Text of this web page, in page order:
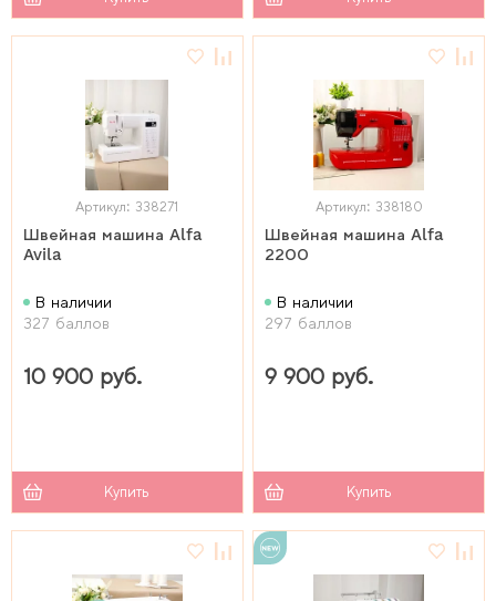
Артикул: 338271
Швейная машина Alfa
Avila
В наличии
327 баллов
10 900 руб.
Купить
Артикул: 338180
Швейная машина Alfa
2200
В наличии
297 баллов
9 900 руб.
Купить